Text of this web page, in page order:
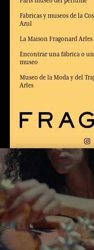
Fabricas y museos de la
Azul
La Maison Fragonard Arles
Encontrar una fábrica o un
museo
Museo de la Moda y del
Arles
ENTREGA: FR
ELEGIDO
en